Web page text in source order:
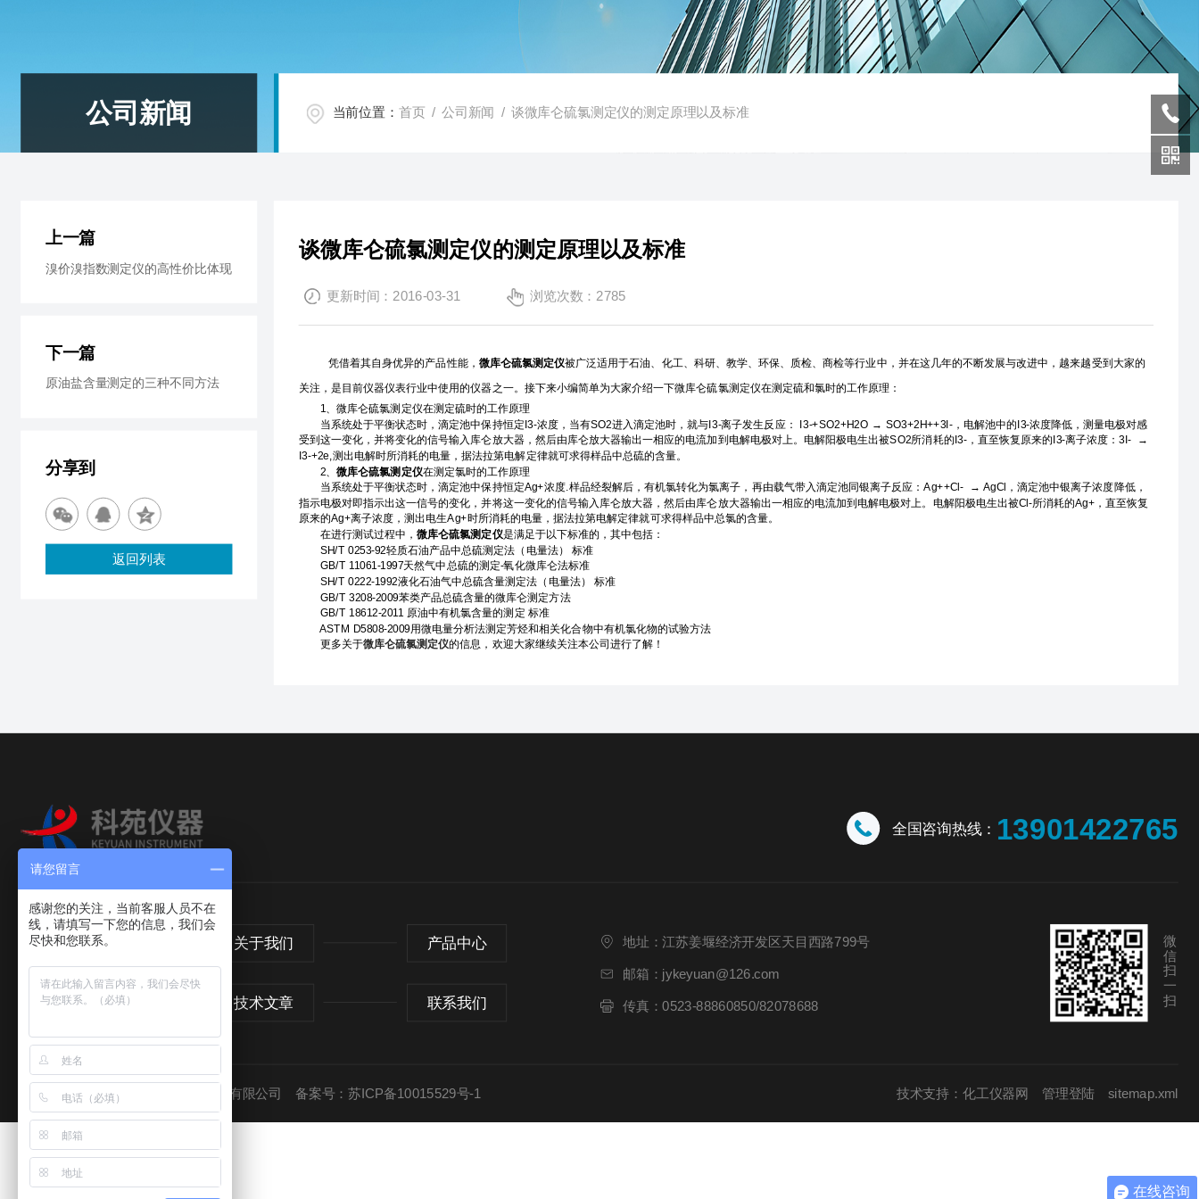
公司新闻 当前位置： 首页 / 公司新闻 / 谈微库仑硫氯测定仪的测定原理以及标准
谈微库仑硫氯测定仪的测定原理以及标准
更新时间：2016-03-31 浏览次数：2785
凭借着其自身优异的产品性能， 微库仑硫氯测定仪被广泛适用于石油、化工、科研、教学、环保、质检、商检等行业中，并在这几年的不断发展与改进中，越来越受到大家的
关注，是目前仪器仪表行业中使用的仪器之一。接下来小编简单为大家介绍一下微库仑硫氯测定仪在测定硫和氯时的工作原理：
1、微库仑硫氯测定仪在测定硫时的工作原理
当系统处于平衡状态时，滴定池中保持恒定I3-浓度，当有SO2进入滴定池时，就与I3-离子发生反应： I3-+SO2+H2O → SO3+2H++3I-，电解池中的I3-浓度降低，测量电极对感
受到这一变化，并将变化的信号输入库仑放大器，然后由库仑放大器输出一相应的电流加到电解电极对上。电解阳极电生出被SO2所消耗的I3-，直至恢复原来的I3-离子浓度：3I- →
I3-+2e,测出电解时所消耗的电量，据法拉第电解定律就可求得样品中总硫的含量。
2、微库仑硫氯测定仪在测定氯时的工作原理
当系统处于平衡状态时，滴定池中保持恒定Ag+浓度.样品经裂解后，有机氯转化为氯离子，再由载气带入滴定池同银离子反应：Ag++Cl- → AgCl，滴定池中银离子浓度降低，
指示电极对即指示出这一信号的变化，并将这一变化的信号输入库仑放大器，然后由库仑放大器输出一相应的电流加到电解电极对上。电解阳极电生出被Cl-所消耗的Ag+，直至恢复
原来的Ag+离子浓度，测出电生Ag+时所消耗的电量，据法拉第电解定律就可求得样品中总氯的含量。
在进行测试过程中，微库仑硫氯测定仪是满足于以下标准的，其中包括：
SH/T 0253-92轻质石油产品中总硫测定法（电量法） 标准
GB/T 11061-1997天然气中总硫的测定-氧化微库仑法标准
SH/T 0222-1992液化石油气中总硫含量测定法（电量法） 标准
GB/T 3208-2009苯类产品总硫含量的微库仑测定方法
GB/T 18612-2011 原油中有机氯含量的测定 标准
ASTM D5808-2009用微电量分析法测定芳烃和相关化合物中有机氯化物的试验方法
更多关于微库仑硫氯测定仪的信息，欢迎大家继续关注本公司进行了解！
上一篇
溴价溴指数测定仪的高性价比体现
下一篇
原油盐含量测定的三种不同方法
分享到
返回列表
全国咨询热线： 13901422765
网站首页 关于我们 产品中心
新闻中心 技术文章 联系我们
地址：江苏姜堰经济开发区天目西路799号
邮箱：jykeyuan@126.com
传真：0523-88860850/82078688
微
信
扫
一
扫
版权所有 © 2026 江苏科苑电子仪器有限公司 备案号：苏ICP备10015529号-1 技术支持： 化工仪器网 管理登陆 sitemap.xml
在线咨询
请您留言
感谢您的关注，当前客服人员不在
线，请填写一下您的信息，我们会
尽快和您联系。